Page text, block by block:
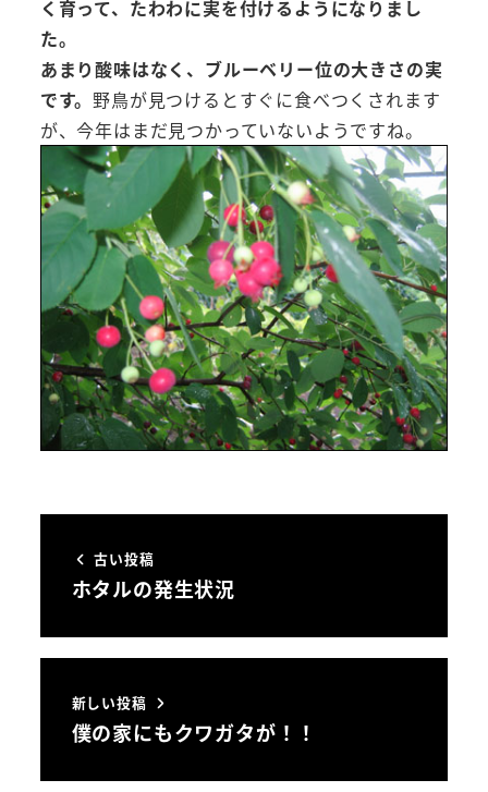
く育って、たわわに実を付けるようになりまし
た。
あまり酸味はなく、ブルーベリー位の大きさの実
です。 野鳥が見つけるとすぐに食べつくされます
が、今年はまだ見つかっていないようですね。
古い投稿
ホタルの発生状況
新しい投稿
僕の家にもクワガタが！！